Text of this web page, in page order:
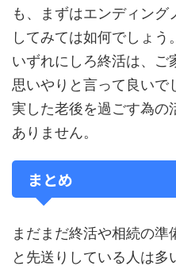
も、まずはエンディン
してみては如何でしょう。
いずれにしろ終活は、ご
思いやりと言って良いで
実した老後を過ごす為の
ありません。
まとめ
まだまだ終活や相続の準
と先送りしている人は